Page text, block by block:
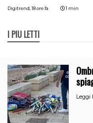
Digitrend,18 ore fa 1 min
I PIÙ LETTI
Leggi